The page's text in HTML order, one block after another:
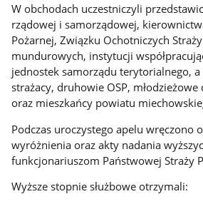
W obchodach uczestniczyli
rządowej i samorządowej,
Pożarnej, Związku Ochotniczych
mundurowych, instytucji
jednostek samorządu terytorialnego,
strażacy, druhowie OSP,
oraz mieszkańcy powiatu
Podczas uroczystego apelu wręczono
wyróżnienia oraz akty nadania
funkcjonariuszom Państwowej Straży
Wyższe stopnie służbowe otrzymali: